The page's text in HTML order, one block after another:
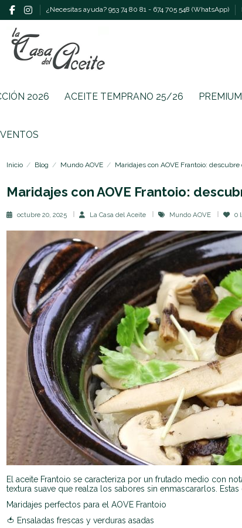
¿Necesitas ayuda? 953 74 80 81 - 674 705 548 (WhatsApp)
2026 ACEITE TEMPRANO 25/26 PREMIUM
Inicio Blog Mundo AOVE Maridajes con AOVE Frantoio:
Maridajes con AOVE Frantoio:
octubre 20, 2025 La Casa del Aceite Mundo AOVE 0
El aceite Frantoio se caracteriza por un frutado medio con
textura suave que realza los sabores sin enmascararlos.
Maridajes perfectos para el AOVE Frantoio
🍅 Ensaladas frescas y verduras asadas